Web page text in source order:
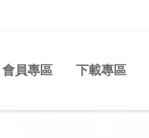
會員專區 下載專區